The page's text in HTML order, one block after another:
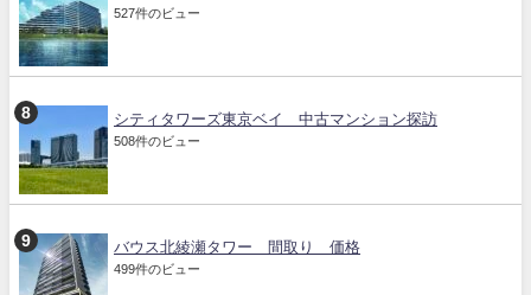
527件のビュー
シティタワーズ東京ベイ 中古マンション探訪
508件のビュー
バウス北綾瀬タワー 間取り 価格
499件のビュー